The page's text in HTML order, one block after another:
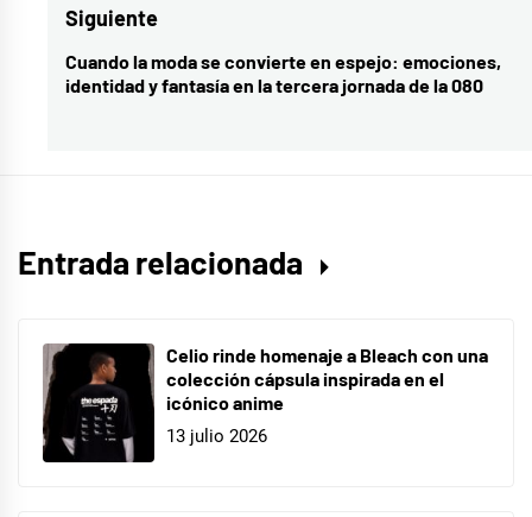
entradas
anterior:
Siguiente
Entrada
siguiente:
Cuando la moda se convierte en espejo: emociones,
identidad y fantasía en la tercera jornada de la 080
Entrada relacionada
Celio rinde homenaje a Bleach con una
colección cápsula inspirada en el
icónico anime
13 julio 2026